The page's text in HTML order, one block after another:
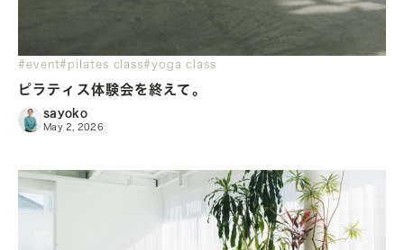
#event#pilates class#yoga class
ピラティス体験会を終えて。
sayoko
May 2, 2026